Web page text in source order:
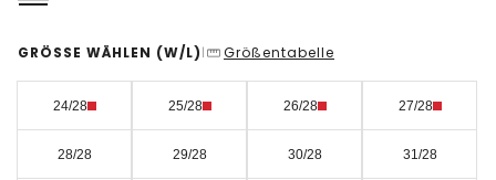
GRÖSSE WÄHLEN (W/L) | Größentabelle
24/28 25/28 26/28 27/28
28/28 29/28 30/28 31/28